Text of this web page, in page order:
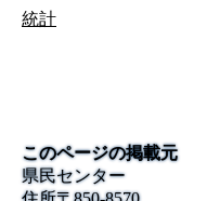
統計
このページの掲載元
県民センター